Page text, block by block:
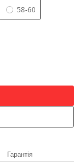
58-60
Гарантія